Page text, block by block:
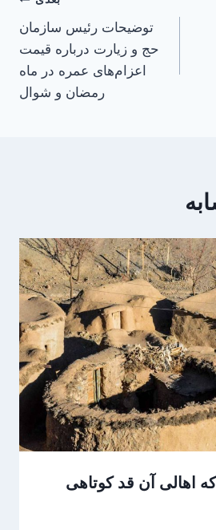
توضیحات رئیس سازمان
حج و زیارت درباره قیمت
اعزام‌های عمره در ماه
رمضان و شوال
اهالی آن قد کوتاهی